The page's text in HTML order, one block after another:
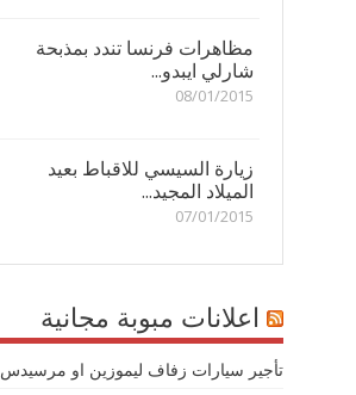
مظاهرات فرنسا تندد بمذبحة
شارلي ايبدو...
08/01/2015
زيارة السيسي للاقباط بعيد
الميلاد المجيد...
07/01/2015
اعلانات مبوبة مجانية
تأجير سيارات زفاف ليموزين او مرسيدس